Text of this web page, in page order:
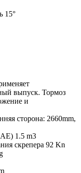
15°
выпуск. Тормоз
и
сторона: 2660mm,
1.5 m3
скрепера 92 Kn